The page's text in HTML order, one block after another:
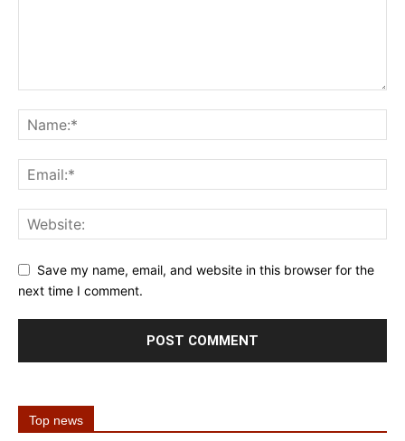
Save my name, email, and website in this browser for the
next time I comment.
Top news